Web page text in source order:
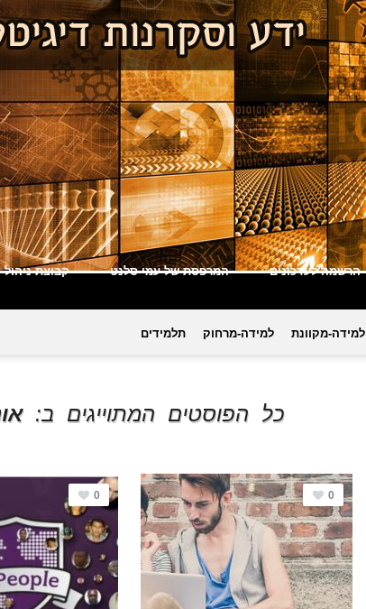
הרשמה לעדכונים המרפסת של עמי סלנט קבוצת ניהול
למידה-מקוונת למידה-מרחוק תלמידים
כל הפוסטים המתוייגים ב:
0
0